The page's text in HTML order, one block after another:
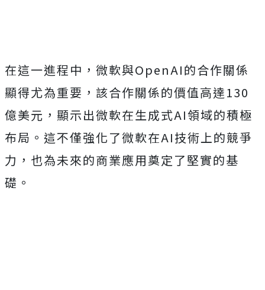
在這一進程中，微軟與OpenAI的合作關係
顯得尤為重要，該合作關係的價值高達130
億美元，顯示出微軟在生成式AI領域的積極
布局。這不僅強化了微軟在AI技術上的競爭
力，也為未來的商業應用奠定了堅實的基
礎。